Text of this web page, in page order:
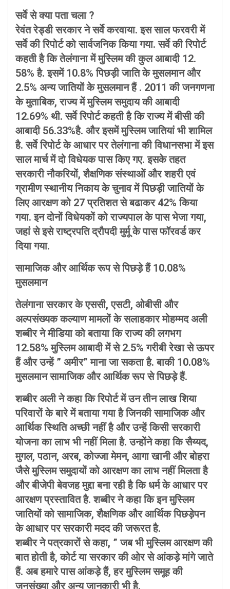
सर्वे से क्या पता चला ?
रेवंत रेड्डी सरकार ने सर्वे करवाया. इस साल फरवरी में
सर्वे की रिपोर्ट को सार्वजनिक किया गया. सर्वे की रिपोर्ट
कहती है कि तेलंगाना में मुस्लिम की कुल आबादी 12.
58% है. इसमें 10.8% पिछड़ी जाति के मुसलमान और
2.5% अन्य जातियों के मुसलमान हैं . 2011 की जनगणना
के मुताबिक, राज्य में मुस्लिम समुदाय की आबादी
12.69% थी. सर्वे रिपोर्ट कहती है कि राज्य में बीसी की
आबादी 56.33%है. और इसमें मुस्लिम जातियां भी शामिल
है. सर्वे रिपोर्ट के आधार पर तेलंगाना की विधानसभा में इस
साल मार्च में दो विधेयक पास किए गए. इसके तहत
सरकारी नौकरियों, शैक्षणिक संस्थाओं और शहरी एवं
ग्रामीण स्थानीय निकाय के चुनाव में पिछड़ी जातियों के
लिए आरक्षण को 27 प्रतिशत से बढाकर 42% किया
गया. इन दोनों विधेयकों को राज्यपाल के पास भेजा गया,
जहां से इसे राष्ट्रपति द्रौपदी मुर्मू के पास फॉरवर्ड कर
दिया गया.
सामाजिक और आर्थिक रूप से पिछड़े हैं 10.08%
मुसलमान
तेलंगाना सरकार के एससी, एसटी, ओबीसी और
अल्पसंख्यक कल्याण मामलों के सलाहकार मोहम्मद अली
शब्बीर ने मीडिया को बताया कि राज्य की लगभग
12.58% मुस्लिम आबादी में से 2.5% गरीबी रेखा से ऊपर
हैं और उन्हें ” अमीर” माना जा सकता है. बाकी 10.08%
मुसलमान सामाजिक और आर्थिक रूप से पिछड़े हैं.
शब्बीर अली ने कहा कि रिपोर्ट में उन तीन लाख शिया
परिवारों के बारे में बताया गया है जिनकी सामाजिक और
आर्थिक स्थिति अच्छी नहीं है और उन्हें किसी सरकारी
योजना का लाभ भी नहीं मिला है. उन्होंने कहा कि सैय्यद,
मुगल, पठान, अरब, कोज्जा मेमन, आगा खानी और बोहरा
जैसे मुस्लिम समुदायों को आरक्षण का लाभ नहीं मिलता है
और बीजेपी बेवजह मुद्दा बना रही है कि धर्म के आधार पर
आरक्षण प्रस्तावित है. शब्बीर ने कहा कि इन मुस्लिम
जातियों को सामाजिक, शैक्षणिक और आर्थिक पिछड़ेपन
के आधार पर सरकारी मदद की जरूरत है.
शब्बीर ने पत्रकारों से कहा, ” जब भी मुस्लिम आरक्षण की
बात होती है, कोर्ट या सरकार की ओर से आंकड़े मांगे जाते
हैं. अब हमारे पास आंकड़े हैं, हर मुस्लिम समूह की
जनसंख्या और अन्य जानकारी भी है.